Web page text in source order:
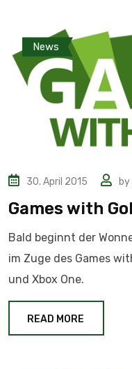
News
30. April 2015 by
Games with
Bald beginnt der
im Zuge des Games
und Xbox One.
READ MORE